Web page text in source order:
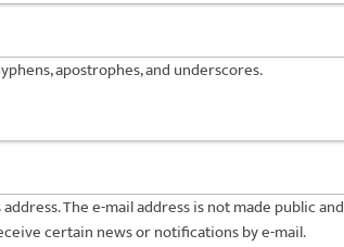
apostrophes, and underscores.
The e-mail address is not made public and
certain news or notifications by e-mail.